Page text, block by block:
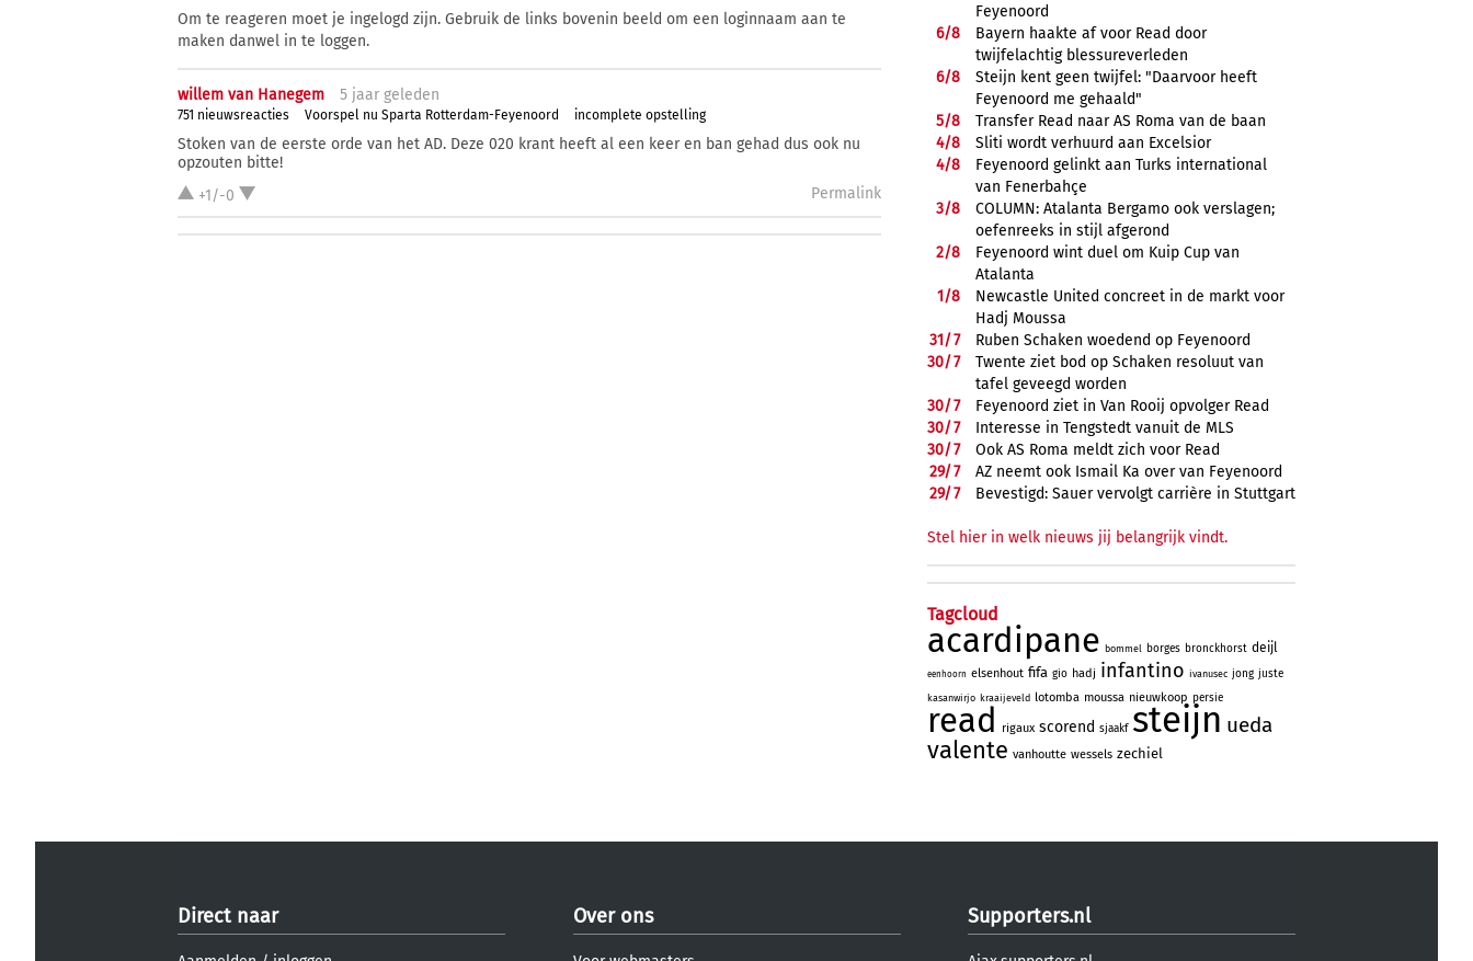
Om te reageren moet je ingelogd zijn. Gebruik de links bovenin beeld om een loginnaam aan te
maken danwel in te loggen.
willem van Hanegem 5 jaar geleden
751 nieuwsreacties Voorspel nu Sparta Rotterdam-Feyenoord incomplete opstelling
Stoken van de eerste orde van het AD. Deze 020 krant heeft al een keer en ban gehad dus ook nu
opzouten bitte!
+1/-0
Permalink
Feyenoord
6/8
Bayern haakte af voor Read door
twijfelachtig blessureverleden
6/8
Steijn kent geen twijfel: "Daarvoor heeft
Feyenoord me gehaald"
5/8
Transfer Read naar AS Roma van de baan
4/8
Sliti wordt verhuurd aan Excelsior
4/8
Feyenoord gelinkt aan Turks international
van Fenerbahçe
3/8
COLUMN: Atalanta Bergamo ook verslagen;
oefenreeks in stijl afgerond
2/8
Feyenoord wint duel om Kuip Cup van
Atalanta
1/8
Newcastle United concreet in de markt voor
Hadj Moussa
31/7
Ruben Schaken woedend op Feyenoord
30/7
Twente ziet bod op Schaken resoluut van
tafel geveegd worden
30/7
Feyenoord ziet in Van Rooij opvolger Read
30/7
Interesse in Tengstedt vanuit de MLS
30/7
Ook AS Roma meldt zich voor Read
29/7
AZ neemt ook Ismail Ka over van Feyenoord
29/7 Bevestigd: Sauer vervolgt carrière in Stuttgart
Stel hier in welk nieuws jij belangrijk vindt.
Tagcloud
acardipane bommel borges bronckhorst deijl
eenhoorn elsenhout fifa gio hadj infantino ivanusec jong juste
kasanwirjo kraaijeveld lotomba moussa nieuwkoop persie
read rigaux scorend sjaakf steijn ueda
valente vanhoutte wessels zechiel
Direct naar Over ons Supporters.nl